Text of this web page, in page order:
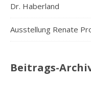
Dr. Haberland
Ausstellung Renate
Beitrags-